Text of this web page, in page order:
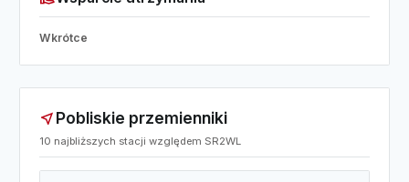
Wkrótce
near_mePobliskie przemienniki
10 najbliższych stacji względem SR2WL